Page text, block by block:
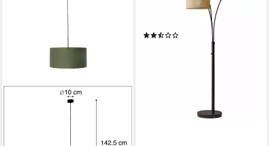
Pendelleuchte Combi, ohne
Leuchtmittel, Warmweiß,
QAZQA Hängeleuchte, e27,
Marmorfuß und 3
verstellbaren Leuchtarme